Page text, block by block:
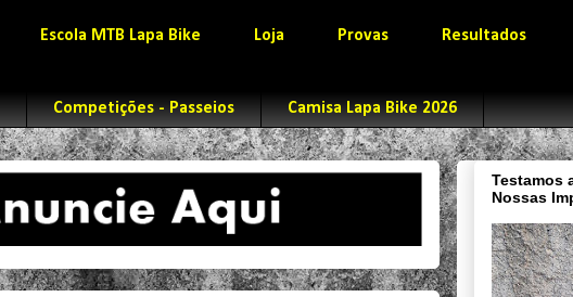
Escola MTB Lapa Bike Loja Provas Resultados
Competições - Passeios Camisa Lapa Bike 2026
Testamos
Nossas